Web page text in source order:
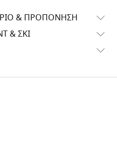
& ΠΡΟΠΌΝΗΣΗ
& ΣΚΙ